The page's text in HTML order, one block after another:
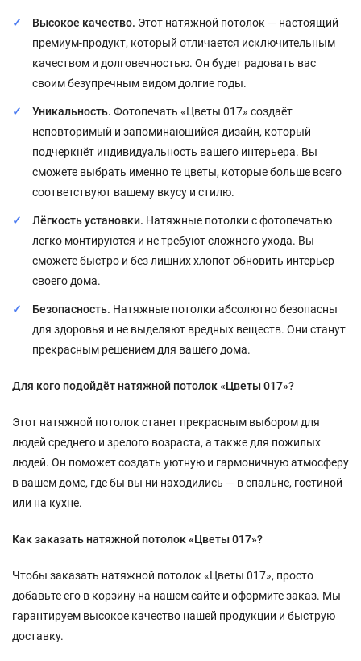
Высокое качество. Этот натяжной потолок — настоящий
премиум-продукт, который отличается исключительным
качеством и долговечностью. Он будет радовать вас
своим безупречным видом долгие годы.
Уникальность. Фотопечать «Цветы 017» создаёт
неповторимый и запоминающийся дизайн, который
подчеркнёт индивидуальность вашего интерьера. Вы
сможете выбрать именно те цветы, которые больше всего
соответствуют вашему вкусу и стилю.
Лёгкость установки. Натяжные потолки с фотопечатью
легко монтируются и не требуют сложного ухода. Вы
сможете быстро и без лишних хлопот обновить интерьер
своего дома.
Безопасность. Натяжные потолки абсолютно безопасны
для здоровья и не выделяют вредных веществ. Они станут
прекрасным решением для вашего дома.
Для кого подойдёт натяжной потолок «Цветы 017»?
Этот натяжной потолок станет прекрасным выбором для
людей среднего и зрелого возраста, а также для пожилых
людей. Он поможет создать уютную и гармоничную атмосферу
в вашем доме, где бы вы ни находились — в спальне, гостиной
или на кухне.
Как заказать натяжной потолок «Цветы 017»?
Чтобы заказать натяжной потолок «Цветы 017», просто
добавьте его в корзину на нашем сайте и оформите заказ. Мы
гарантируем высокое качество нашей продукции и быструю
доставку.